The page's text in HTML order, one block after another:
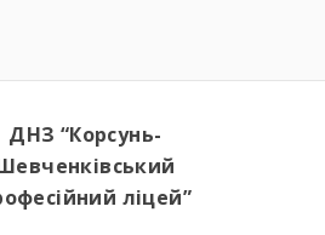
ДНЗ “Корсунь-
ліцей”